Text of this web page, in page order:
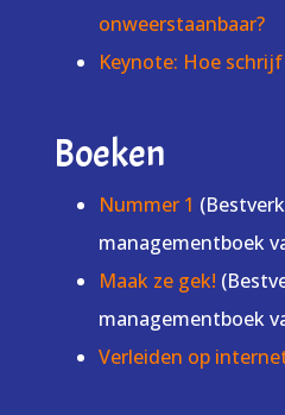
onweerstaanbaar?
Keynote: Hoe
Boeken
Nummer 1
managementboek
Maak ze gek!
managementboek
Verleiden op